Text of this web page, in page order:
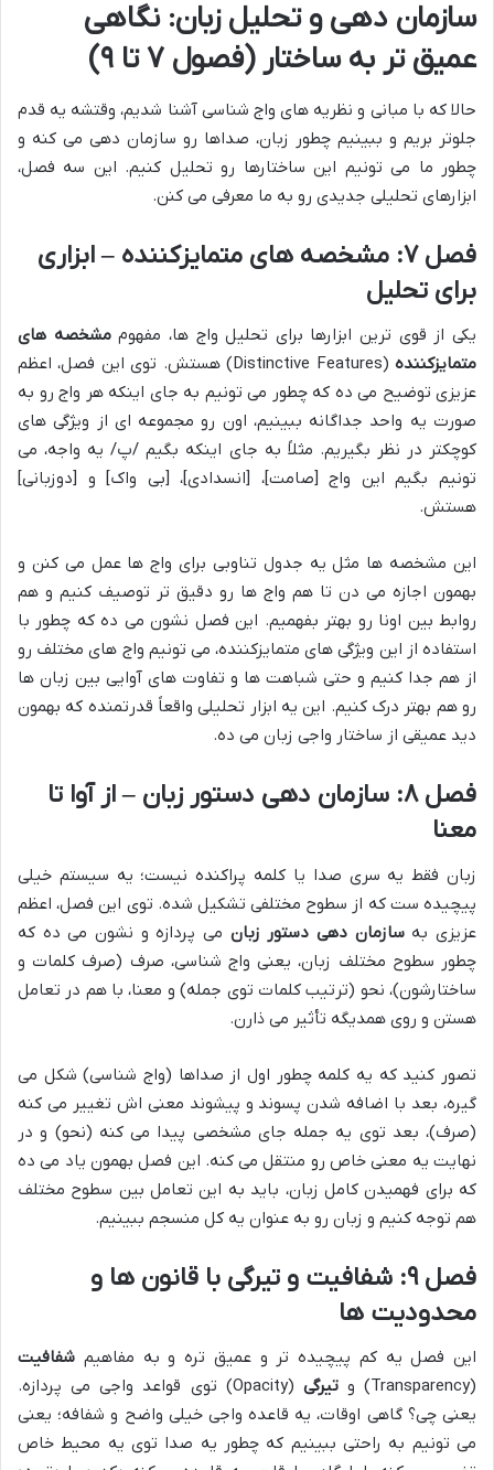
سازمان دهی و تحلیل زبان: نگاهی
عمیق تر به ساختار (فصول ۷ تا ۹)
حالا که با مبانی و نظریه های واج شناسی آشنا شدیم، وقتشه یه قدم
جلوتر بریم و ببینیم چطور زبان، صداها رو سازمان دهی می کنه و
چطور ما می تونیم این ساختارها رو تحلیل کنیم. این سه فصل،
ابزارهای تحلیلی جدیدی رو به ما معرفی می کنن.
فصل ۷: مشخصه های متمایزکننده – ابزاری
برای تحلیل
یکی از قوی ترین ابزارها برای تحلیل واج ها، مفهوممشخصه های
متمایزکننده
(Distinctive Features) هستش. توی این فصل، اعظم
عزیزی توضیح می ده که چطور می تونیم به جای اینکه هر واج رو به
صورت یه واحد جداگانه ببینیم، اون رو مجموعه ای از ویژگی های
کوچکتر در نظر بگیریم. مثلاً به جای اینکه بگیم /پ/ یه واجه، می
تونیم بگیم این واج [صامت]، [انسدادی]، [بی واک] و [دوزبانی]
هستش.
این مشخصه ها مثل یه جدول تناوبی برای واج ها عمل می کنن و
بهمون اجازه می دن تا هم واج ها رو دقیق تر توصیف کنیم و هم
روابط بین اونا رو بهتر بفهمیم. این فصل نشون می ده که چطور با
استفاده از این ویژگی های متمایزکننده، می تونیم واج های مختلف رو
از هم جدا کنیم و حتی شباهت ها و تفاوت های آوایی بین زبان ها
رو هم بهتر درک کنیم. این یه ابزار تحلیلی واقعاً قدرتمنده که بهمون
دید عمیقی از ساختار واجی زبان می ده.
فصل ۸: سازمان دهی دستور زبان – از آوا تا
معنا
زبان فقط یه سری صدا یا کلمه پراکنده نیست؛ یه سیستم خیلی
پیچیده ست که از سطوح مختلفی تشکیل شده. توی این فصل، اعظم
عزیزی بهسازمان دهی دستور زبان می پردازه و نشون می ده که
چطور سطوح مختلف زبان، یعنی واج شناسی، صرف (صرف کلمات و
ساختارشون)، نحو (ترتیب کلمات توی جمله) و معنا، با هم در تعامل
هستن و روی همدیگه تأثیر می ذارن.
تصور کنید که یه کلمه چطور اول از صداها (واج شناسی) شکل می
گیره، بعد با اضافه شدن پسوند و پیشوند معنی اش تغییر می کنه
(صرف)، بعد توی یه جمله جای مشخصی پیدا می کنه (نحو) و در
نهایت یه معنی خاص رو منتقل می کنه. این فصل بهمون یاد می ده
که برای فهمیدن کامل زبان، باید به این تعامل بین سطوح مختلف
هم توجه کنیم و زبان رو به عنوان یه کل منسجم ببینیم.
فصل ۹: شفافیت و تیرگی با قانون ها و
محدودیت ها
این فصل یه کم پیچیده تر و عمیق تره و به مفاهیم شفافیت
(Transparency) و
تیرگی
(Opacity) توی قواعد واجی می پردازه.
یعنی چی؟ گاهی اوقات، یه قاعده واجی خیلی واضح و شفافه؛ یعنی
می تونیم به راحتی ببینیم که چطور یه صدا توی یه محیط خاص